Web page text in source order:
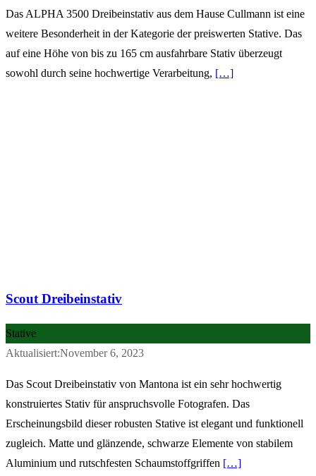
Das ALPHA 3500 Dreibeinstativ aus dem Hause Cullmann ist eine
weitere Besonderheit in der Kategorie der preiswerten Stative. Das
auf eine Höhe von bis zu 165 cm ausfahrbare Stativ überzeugt
sowohl durch seine hochwertige Verarbeitung, […]
Scout Dreibeinstativ
Stative
Aktualisiert:November 6, 2023
Das Scout Dreibeinstativ von Mantona ist ein sehr hochwertig
konstruiertes Stativ für anspruchsvolle Fotografen. Das
Erscheinungsbild dieser robusten Stative ist elegant und funktionell
zugleich. Matte und glänzende, schwarze Elemente von stabilem
Aluminium und rutschfesten Schaumstoffgriffen […]